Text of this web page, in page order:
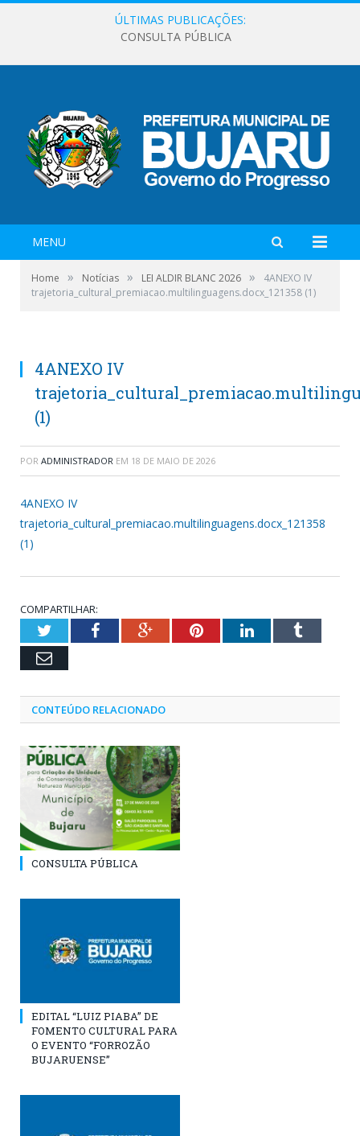
ÚLTIMAS PUBLICAÇÕES:
CONSULTA PÚBLICA
MENU
Home » Notícias » LEI ALDIR BLANC 2026 »
4ANEXO IV
trajetoria_cultural_premiacao.multilinguagens.docx_121358 (1)
4ANEXO IV
(1)
POR ADMINISTRADOR EM 18 DE MAIO DE 2026
4ANEXO IV
trajetoria_cultural_premiacao.multilinguagens.docx_121358
(1)
COMPARTILHAR:
TwitterFacebookGoogle+PinterestLinkedInTumblr
Email
CONTEÚDO RELACIONADO
CONSULTA PÚBLICA
EDITAL “LUIZ PIABA” DE
FOMENTO CULTURAL PARA
O EVENTO “FORROZÃO
BUJARUENSE”